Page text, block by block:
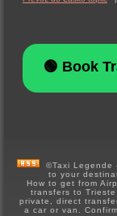
🟢 Book
©Taxi Legende
to your
How to get from
transfers to
private, direct
a car or van.